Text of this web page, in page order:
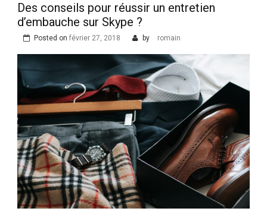
lord of your sea pokie
play Totally free
Harbors Mercantile
Office Solutions Pvt
Ltd.
Des conseils pour réussir un entretien
d’embauche sur Skype ?
Posted on février 27, 2018 by romain